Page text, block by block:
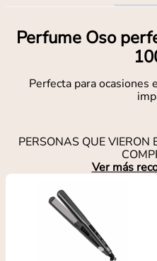
Perfume Oso
Perfecta para ocasiones
PERSONAS QUE VIERON
Ver más